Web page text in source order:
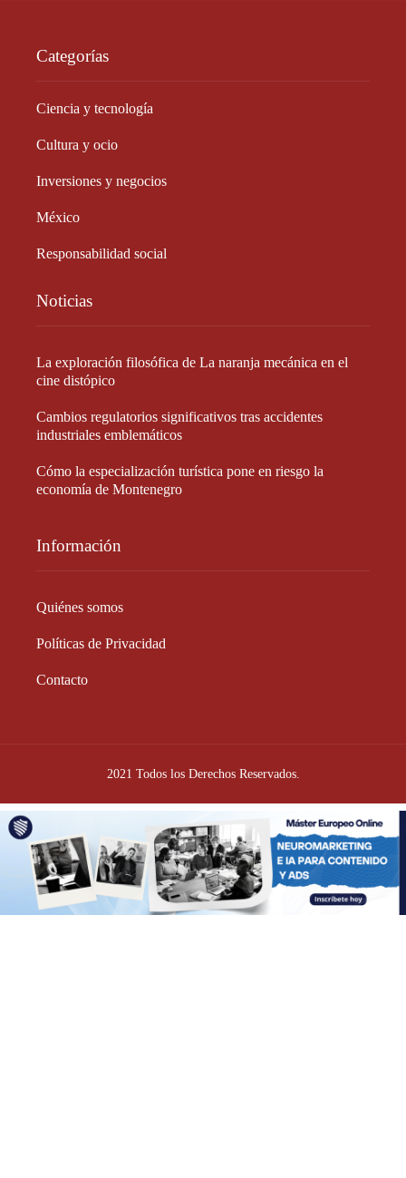
Categorías
Ciencia y tecnología
Cultura y ocio
Inversiones y negocios
México
Responsabilidad social
Noticias
La exploración filosófica de La naranja mecánica en el
cine distópico
Cambios regulatorios significativos tras accidentes
industriales emblemáticos
Cómo la especialización turística pone en riesgo la
economía de Montenegro
Información
Quiénes somos
Políticas de Privacidad
Contacto
2021 Todos los Derechos Reservados.